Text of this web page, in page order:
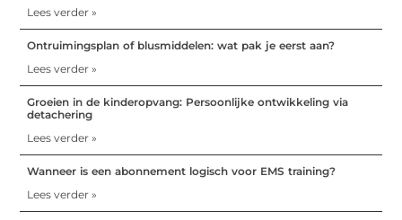
Lees verder »
Ontruimingsplan of blusmiddelen: wat pak je eerst aan?
Lees verder »
Groeien in de kinderopvang: Persoonlijke ontwikkeling via
detachering
Lees verder »
Wanneer is een abonnement logisch voor EMS training?
Lees verder »